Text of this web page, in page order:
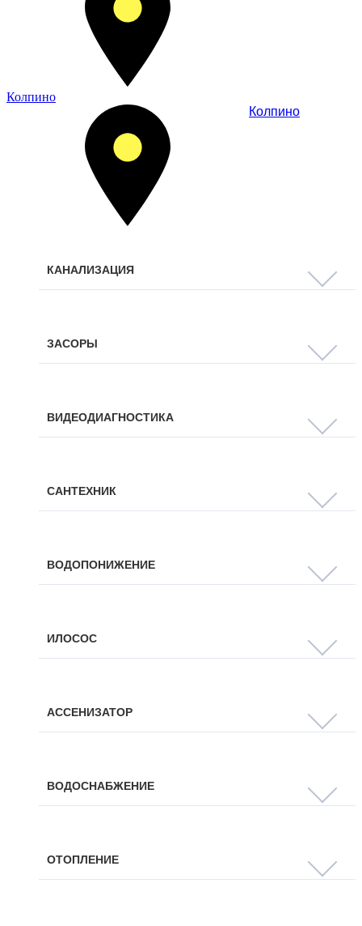
Колпино
Колпино
КАНАЛИЗАЦИЯ
ЗАСОРЫ
ВИДЕОДИАГНОСТИКА
САНТЕХНИК
ВОДОПОНИЖЕНИЕ
ИЛОСОС
АССЕНИЗАТОР
ВОДОСНАБЖЕНИЕ
ОТОПЛЕНИЕ